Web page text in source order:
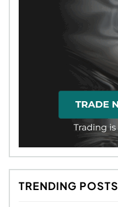
TRENDING POSTS